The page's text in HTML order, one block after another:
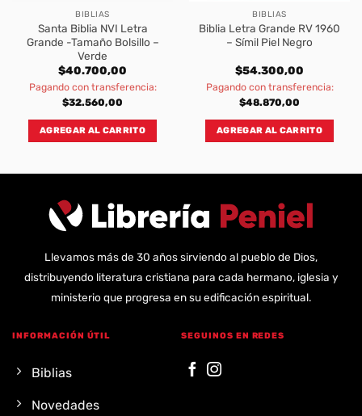
BIBLIAS
Santa Biblia NVI Letra
Grande -Tamaño Bolsillo –
Verde
$40.700,00
Pagando con transferencia:
$32.560,00
AGREGAR AL CARRITO
BIBLIAS
Biblia Letra Grande RV 1960
– Símil Piel Negro
$54.300,00
Pagando con transferencia:
$48.870,00
AGREGAR AL CARRITO
Llevamos más de 30 años sirviendo al pueblo de Dios,
distribuyendo literatura cristiana para cada hermano, iglesia y
ministerio que progresa en su edificación espiritual.
INFORMACIÓN ÚTIL
Biblias
Novedades
SEGUINOS EN REDES